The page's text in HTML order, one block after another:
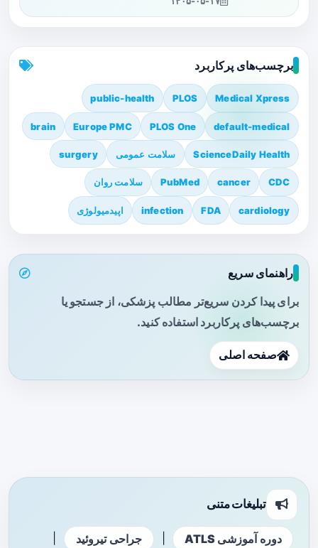
برچسب‌های پرکاربرد
Medical Xpress
PLOS
public-health
default-medical
PLOS One
Europe PMC
brain
ScienceDaily Health سلامت عمومی surgery
CDC
cancer
PubMed سلامت روان
cardiology
FDA
infection اپیدمیولوژی
راهنمای سریع
برای پیدا کردن سریع‌تر مطالب پزشکی، از جستجو یا
برچسب‌های پرکاربرد استفاده کنید.
صفحه اصلی
تبلیغات متنی
دوره آموزشی ATLS جراحی تیروئید